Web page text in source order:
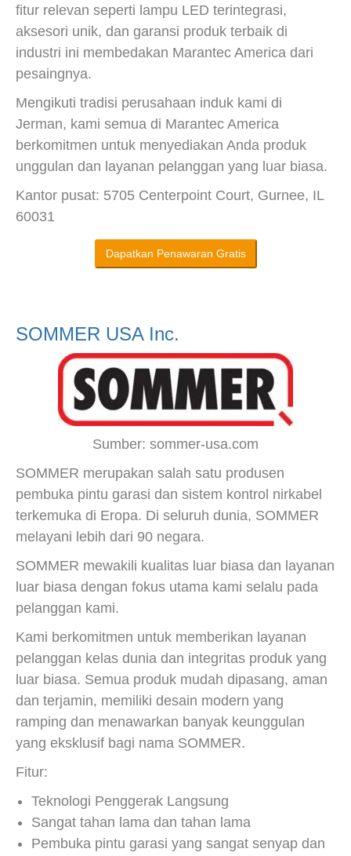
fitur relevan seperti lampu LED terintegrasi,
aksesori unik, dan garansi produk terbaik di
industri ini membedakan Marantec America dari
pesaingnya.
Mengikuti tradisi perusahaan induk kami di
Jerman, kami semua di Marantec America
berkomitmen untuk menyediakan Anda produk
unggulan dan layanan pelanggan yang luar biasa.
Kantor pusat: 5705 Centerpoint Court, Gurnee, IL
60031
Dapatkan Penawaran Gratis
SOMMER USA Inc.
Sumber: sommer-usa.com
SOMMER merupakan salah satu produsen
pembuka pintu garasi dan sistem kontrol nirkabel
terkemuka di Eropa. Di seluruh dunia, SOMMER
melayani lebih dari 90 negara.
SOMMER mewakili kualitas luar biasa dan layanan
luar biasa dengan fokus utama kami selalu pada
pelanggan kami.
Kami berkomitmen untuk memberikan layanan
pelanggan kelas dunia dan integritas produk yang
luar biasa. Semua produk mudah dipasang, aman
dan terjamin, memiliki desain modern yang
ramping dan menawarkan banyak keunggulan
yang eksklusif bagi nama SOMMER.
Fitur:
Teknologi Penggerak Langsung
Sangat tahan lama dan tahan lama
Pembuka pintu garasi yang sangat senyap dan